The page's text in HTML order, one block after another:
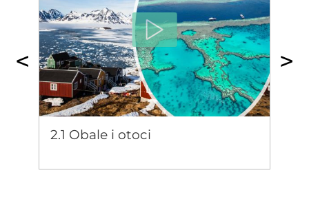
Videolekcija 7.1:Ekoremedijacija i
Videolekcija 7.2:Održivi razvoj: ekologija,
doba pomoću tekstova iz arhive. Na
temelju fotografija i grafa prosječne
promjene temperature zraka definirat će se
instrumentalno razdoblje. U završnom će
se dijelu interaktivnim sadržajem provjeriti
usvojenost ishoda.
2.1 Obale i otoci
U uvodnom dijelu lekcije objasnit će se
vrste otoka i obala na nekoliko primjera iz
svijeta. Naglasak će se staviti na, Hrvatskoj
manje poznate organogene obale i
njihovu ugroženost. Objasnit će se
postanak koraljnih grebena na primjeru
najpoznatijeg australskoga Velikog